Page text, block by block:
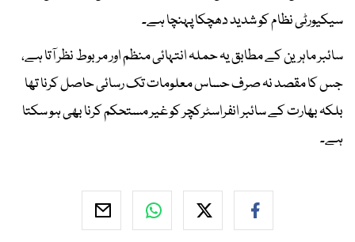
سیکیورٹی نظام کو شدید دھچکا پہنچا ہے۔
سائبر ماہرین کے مطابق یہ حملہ انتہائی منظم اور مربوط نظر آتا ہے،
جس کا مقصد نہ صرف حساس معلومات تک رسائی حاصل کرنا تھا
بلکہ بھارت کے سائبر انفراسٹرکچر کو غیر مستحکم کرنا بھی ہو سکتا
ہے۔